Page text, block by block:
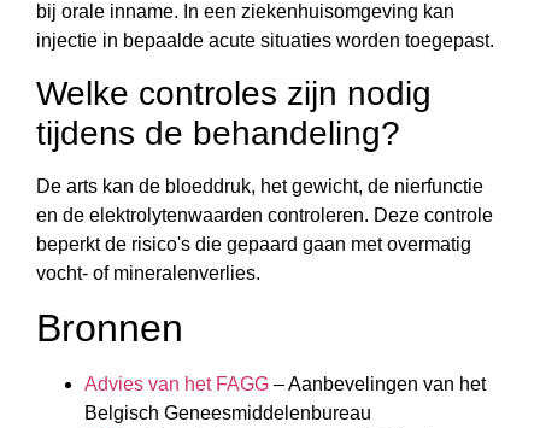
bij orale inname. In een ziekenhuisomgeving kan
injectie in bepaalde acute situaties worden toegepast.
Welke controles zijn nodig
tijdens de behandeling?
De arts kan de bloeddruk, het gewicht, de nierfunctie
en de elektrolytenwaarden controleren. Deze controle
beperkt de risico's die gepaard gaan met overmatig
vocht- of mineralenverlies.
Bronnen
Advies van het FAGG – Aanbevelingen van het
Belgisch Geneesmiddelenbureau